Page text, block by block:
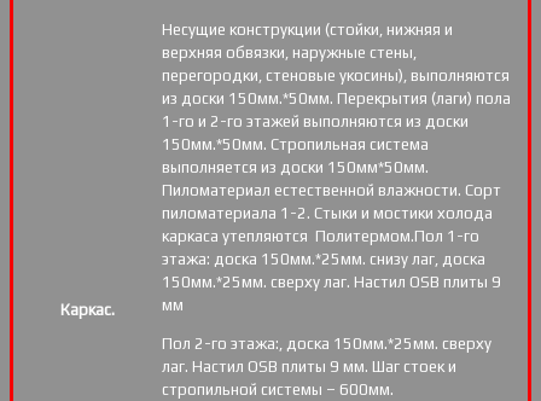
Каркас.
Несущие конструкции (стойки, нижняя и
верхняя обвязки, наружные стены,
перегородки, стеновые укосины), выполняются
из доски 150мм.*50мм. Перекрытия (лаги) пола
1-го и 2-го этажей выполняются из доски
150мм.*50мм. Стропильная система
выполняется из доски 150мм*50мм.
Пиломатериал естественной влажности. Сорт
пиломатериала 1-2. Стыки и мостики холода
каркаса утепляются Политермом.Пол 1-го
этажа: доска 150мм.*25мм. снизу лаг, доска
150мм.*25мм. сверху лаг. Настил OSB плиты 9
мм
Пол 2-го этажа:, доска 150мм.*25мм. сверху
лаг. Настил OSB плиты 9 мм. Шаг стоек и
стропильной системы – 600мм.